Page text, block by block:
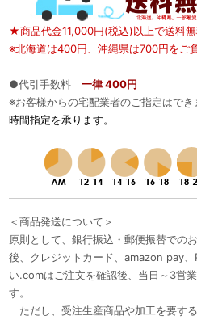
★商品代金11,000円(税込)以上で送料
※北海道は400円、沖縄県は700円をご
●代引手数料 一律 400円
※お客様からの宅配業者のご指定はでき
時間指定を承ります。
＜商品発送について＞
原則として、銀行振込・郵便振替での
後、クレジットカード、amazon pay
い.comはご注文を確認後、当日～3営
す。
ただし、受注生産商品や加工を要す